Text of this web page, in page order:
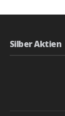
Silber Aktien